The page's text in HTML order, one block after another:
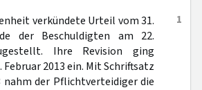
1
verkündete Urteil vom 31.
der Beschuldigten am 22.
Ihre Revision ging
2013 ein. Mit Schriftsatz
nahm der Pflichtverteidiger die